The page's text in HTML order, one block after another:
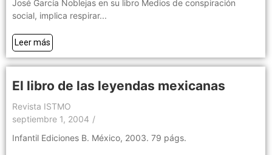
José García Noblejas en su libro Medios de conspiración
social, implica respirar...
Leer más
El libro de las leyendas mexicanas
Revista ISTMO
septiembre 1, 2004 /
Infantil Ediciones B. México, 2003. 79 págs.